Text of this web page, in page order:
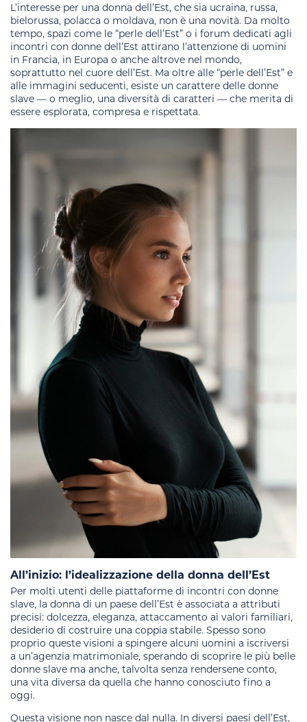
L’interesse per una donna dell’Est, che sia ucraina, russa,
bielorussa, polacca o moldava, non è una novità. Da molto
tempo, spazi come le “perle dell’Est” o i forum dedicati agli
incontri con donne dell’Est attirano l’attenzione di uomini
in Francia, in Europa o anche altrove nel mondo,
soprattutto nel cuore dell’Est. Ma oltre alle “perle dell’Est” e
alle immagini seducenti, esiste un carattere delle donne
slave — o meglio, una diversità di caratteri — che merita di
essere esplorata, compresa e rispettata.
All’inizio: l’idealizzazione della donna dell’Est
Per molti utenti delle piattaforme di incontri con donne
slave, la donna di un paese dell’Est è associata a attributi
precisi: dolcezza, eleganza, attaccamento ai valori familiari,
desiderio di costruire una coppia stabile. Spesso sono
proprio queste visioni a spingere alcuni uomini a iscriversi
a un’agenzia matrimoniale, sperando di scoprire le più belle
donne slave ma anche, talvolta senza rendersene conto,
una vita diversa da quella che hanno conosciuto fino a
oggi.
Questa visione non nasce dal nulla. In diversi paesi dell’Est,